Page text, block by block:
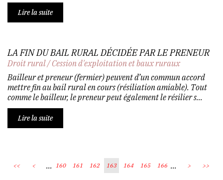
Lire la suite
LA FIN DU BAIL RURAL DÉCIDÉE PAR LE PRENEUR
Droit rural/Cession d'exploitation et baux ruraux
Bailleur et preneur (fermier) peuvent d’un commun accord
mettre fin au bail rural en cours (résiliation amiable). Tout
comme le bailleur, le preneur peut également le résilier s...
Lire la suite
<< < ... 160 161 162 163 164 165 166 ... > >>